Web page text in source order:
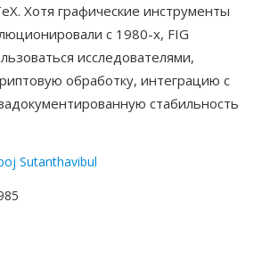
Хотя графические инструменты
с 1980-х, FIG
исследователями,
обработку, интеграцию с
стабильность
Sutanthavibul